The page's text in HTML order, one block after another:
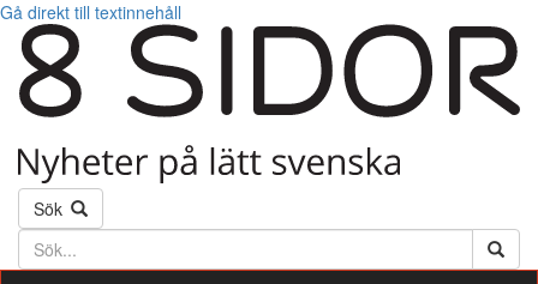
Gå direkt till textinnehåll
Sök
Söktext